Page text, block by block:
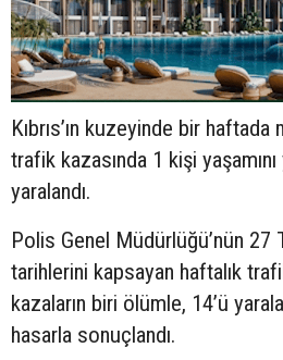
Kıbrıs’ın kuzeyinde bir
trafik kazasında 1 kişi
yaralandı.
Polis Genel Müdürlüğü’nün
tarihlerini kapsayan haftalık
kazaların biri ölümle, 14’ü
hasarla sonuçlandı.